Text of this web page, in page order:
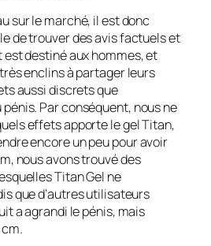
sur le marché, il est donc
de trouver des avis factuels et
destiné aux hommes, et
enclins à partager leurs
aussi discrets que
pénis. Par conséquent, nous ne
effets apporte le gel Titan,
encore un peu pour avoir
nous avons trouvé des
Titan Gel ne
que d’autres utilisateurs
a agrandi le pénis, mais